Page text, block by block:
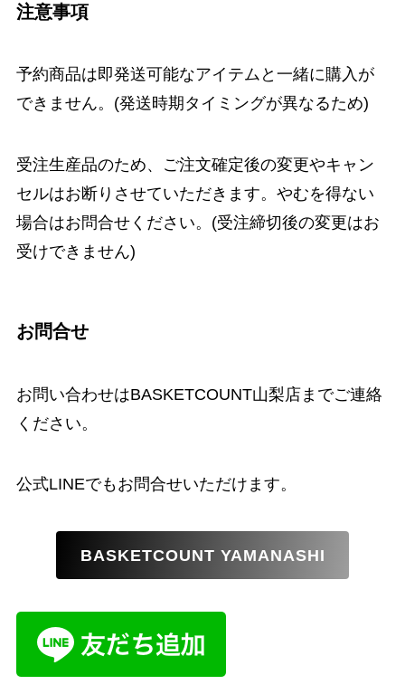
注意事項
予約商品は即発送可能なアイテムと一緒に購入が
できません。(発送時期タイミングが異なるため)
受注生産品のため、ご注文確定後の変更やキャン
セルはお断りさせていただきます。やむを得ない
場合はお問合せください。(受注締切後の変更はお
受けできません)
お問合せ
お問い合わせはBASKETCOUNT山梨店までご連絡
ください。
公式LINEでもお問合せいただけます。
BASKETCOUNT YAMANASHI